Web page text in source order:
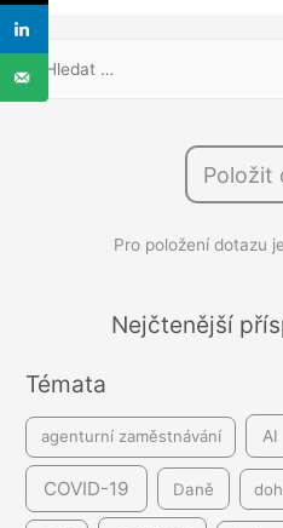
V
y
í
Položit
Pro položení dotazu
Nejčtenější
Témata
agenturní zaměstnávání AI
COVID-19 Daně